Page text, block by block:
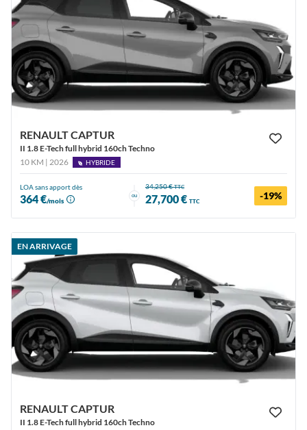
RENAULT CAPTUR
II 1.8 E-Tech full hybrid 160ch Techno
10 KM | 2026
HYBRIDE
LOA sans apport dès
364 €/mois
ou
34,250 €TTC
27,700 € TTC -19%
EN ARRIVAGE
RENAULT CAPTUR
II 1.8 E-Tech full hybrid 160ch Techno